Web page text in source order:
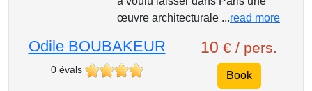
œuvre architecturale ...read more
Odile BOUBAKEUR
0 évals
10 € / pers.
Book